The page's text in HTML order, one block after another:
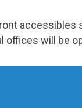
offices will be